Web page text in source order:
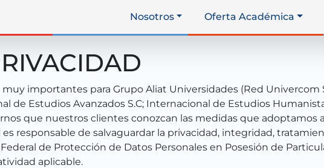
Nosotros Oferta Académica
importantes para Grupo Aliat Universidades (Red Univercom
de Estudios Avanzados S.C; Internacional de Estudios
que nuestros clientes conozcan las medidas que adoptamos
responsable de salvaguardar la privacidad, integridad,
de Protección de Datos Personales en Posesión de
aplicable.